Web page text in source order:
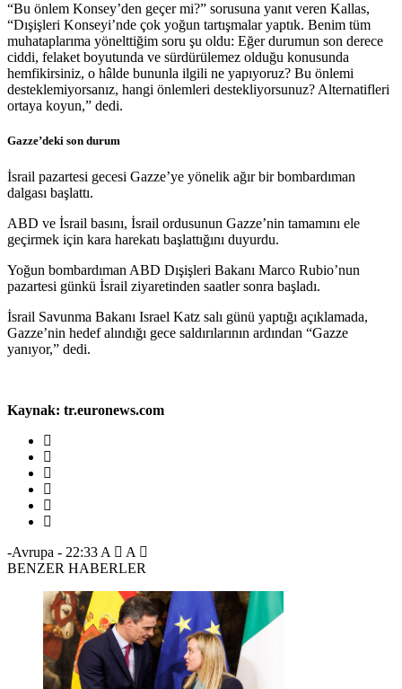
“Bu önlem Konsey’den geçer mi?” sorusuna yanıt veren Kallas,
“Dışişleri Konseyi’nde çok yoğun tartışmalar yaptık. Benim tüm
muhataplarıma yönelttiğim soru şu oldu: Eğer durumun son derece
ciddi, felaket boyutunda ve sürdürülemez olduğu konusunda
hemfikirsiniz, o hâlde bununla ilgili ne yapıyoruz? Bu önlemi
desteklemiyorsanız, hangi önlemleri destekliyorsunuz? Alternatifleri
ortaya koyun,” dedi.
Gazze’deki son durum
İsrail pazartesi gecesi Gazze’ye yönelik ağır bir bombardıman
dalgası başlattı.
ABD ve İsrail basını, İsrail ordusunun Gazze’nin tamamını ele
geçirmek için kara harekatı başlattığını duyurdu.
Yoğun bombardıman ABD Dışişleri Bakanı Marco Rubio’nun
pazartesi günkü İsrail ziyaretinden saatler sonra başladı.
İsrail Savunma Bakanı Israel Katz salı günü yaptığı açıklamada,
Gazze’nin hedef alındığı gece saldırılarının ardından “Gazze
yanıyor,” dedi.
Kaynak: tr.euronews.com
-Avrupa - 22:33 A
A
BENZER HABERLER